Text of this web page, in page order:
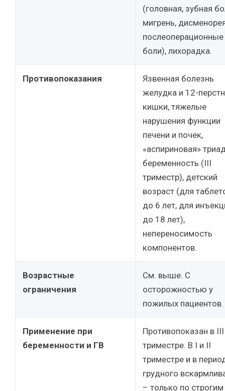
(головная, зубная
мигрень,
послеоперационные
боли), лихорадка.
Противопоказания
Язвенная болезнь
желудка и 12-
кишки, тяжелые
нарушения функции
печени и почек,
«аспириновая»
беременность (III
триместр), детский
возраст (для
до 6 лет, для
до 18 лет),
непереносимость
компонентов.
Возрастные
ограничения
См. выше. С
осторожностью у
пожилых пациентов.
Применение при
беременности и ГВ
Противопоказан в III
триместре. В I и II
триместре и в
грудного
– только по строгим